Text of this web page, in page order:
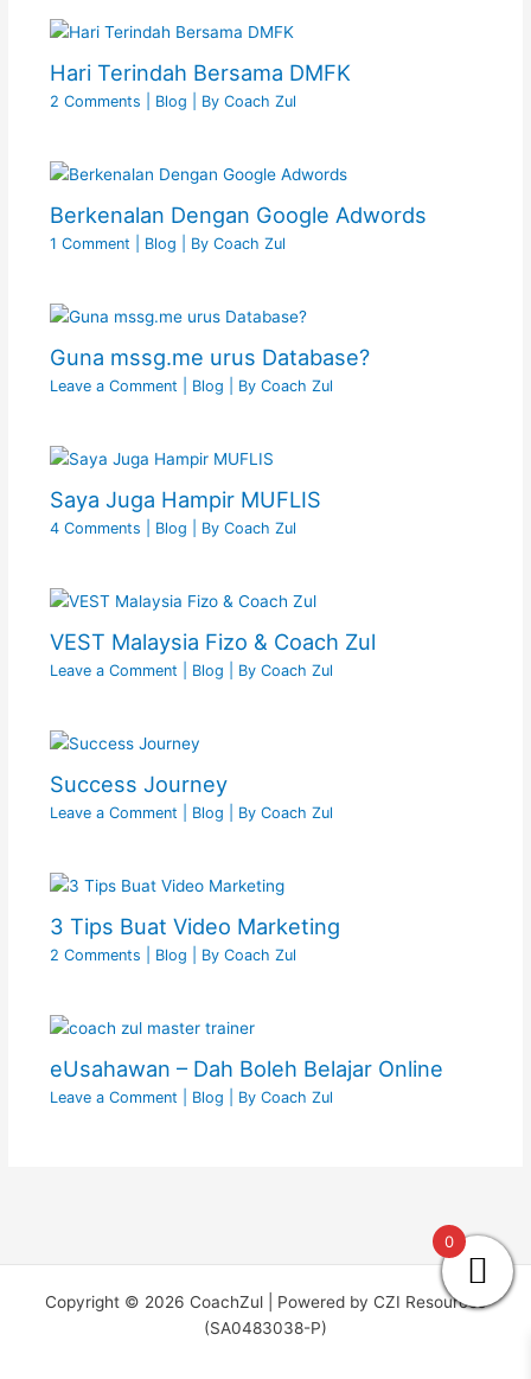
Hari Terindah Bersama DMFK
2 Comments Blog | By Coach Zul
Berkenalan Dengan Google Adwords
1 Comment Blog | By Coach Zul
Guna mssg.me urus Database?
Leave a Comment Blog | By Coach Zul
Saya Juga Hampir MUFLIS
4 Comments Blog | By Coach Zul
VEST Malaysia Fizo & Coach Zul
Leave a Comment Blog | By Coach Zul
Success Journey
Leave a Comment Blog | By Coach Zul
3 Tips Buat Video Marketing
2 Comments Blog | By Coach Zul
eUsahawan – Dah Boleh Belajar Online
Leave a Comment Blog | By Coach Zul
Copyright © 2026 CoachZul | Powered by CZI Resources
(SA0483038-P)
0